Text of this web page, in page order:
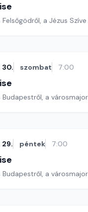
a Jézus
30. szombat 7:00
a
péntek 7:00
a